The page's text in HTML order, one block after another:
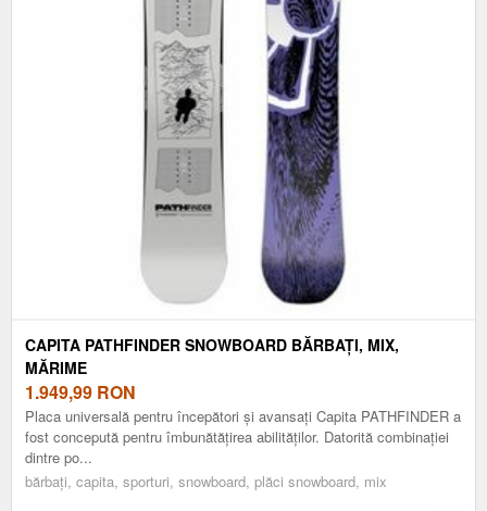
CAPITA PATHFINDER SNOWBOARD BĂRBAȚI, MIX,
MĂRIME
1.949,99 RON
Placa universală pentru începători și avansați Capita PATHFINDER a
fost concepută pentru îmbunătățirea abilităților. Datorită combinației
dintre po...
bărbați, capita, sporturi, snowboard, plăci snowboard, mix